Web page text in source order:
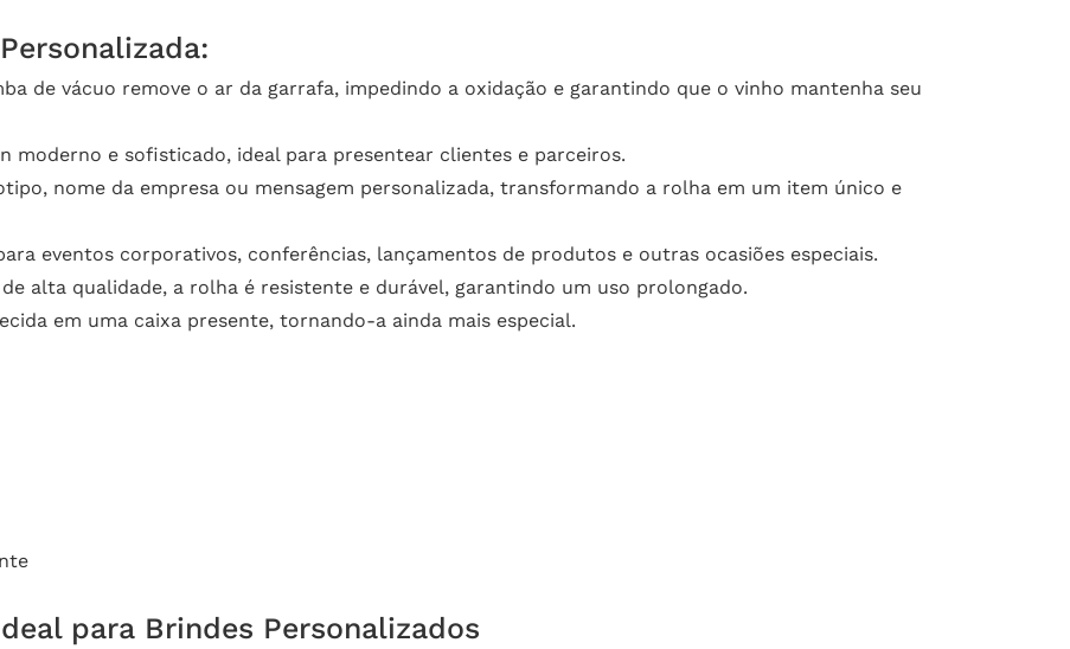
de vácuo remove o ar da garrafa, impedindo a oxidação e garantindo que o vinho mantenha seu
moderno e sofisticado, ideal para presentear clientes e parceiros.
nome da empresa ou mensagem personalizada, transformando a rolha em um item único e
eventos corporativos, conferências, lançamentos de produtos e outras ocasiões especiais.
alta qualidade, a rolha é resistente e durável, garantindo um uso prolongado.
em uma caixa presente, tornando-a ainda mais especial.
para Brindes Personalizados